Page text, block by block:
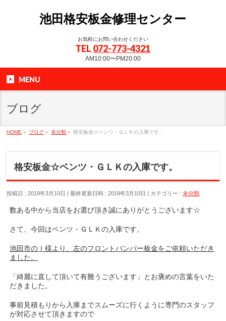
池田格安板金修理センター
お気軽にお問い合わせください
TEL 072-773-4321
AM10:00〜PM20:00
MENU
ブログ
HOME » ブログ » 未分類 » 格安板金☆ベンツ・ＧＬＫの入庫です。
格安板金☆ベンツ・ＧＬＫの入庫です。
投稿日 : 2019年3月10日 最終更新日時 : 2019年3月10日 カテゴリー :未分類
数ある中から当店をお選び頂き誠にありがとうございます☆
さて、今回はベンツ・ＧＬＫの入庫です。
池田市のＩ様より、左のフロントバンパー板金をご依頼いただき
ました。
「綺麗に直して頂いて有難うございます」とお褒めの言葉をいた
だきました。
事前見積もりから入庫までスムーズに行くように専門のスタッフ
が対応させて頂きますので